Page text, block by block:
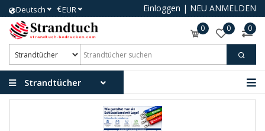
Deutsch €EUR Einloggen | NEU ANMELDEN
0 0 0
Strandtücher